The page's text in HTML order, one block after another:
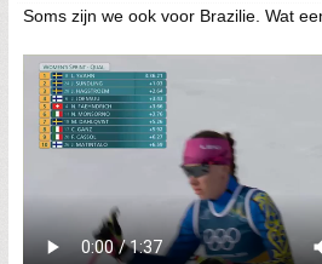
Soms zijn we ook voor Brazilie. Wat